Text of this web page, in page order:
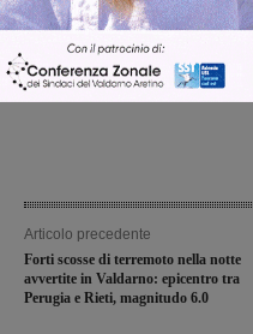
Scomparso da una
Fiorentino l’uomo
Levane nel 2020
Articolo precedente
Forti scosse di terremoto nella notte
avvertite in Valdarno: epicentro tra
Perugia e Rieti, magnitudo 6.0